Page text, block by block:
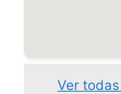
Ver